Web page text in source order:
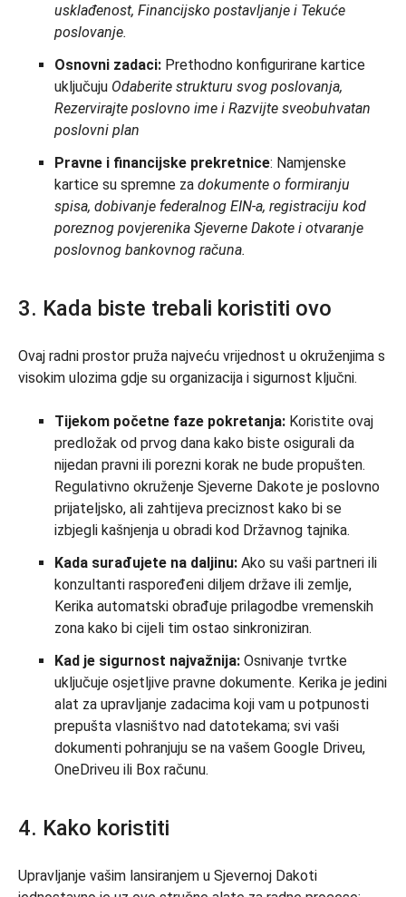
usklađenost, Financijsko postavljanje i Tekuće
poslovanje.
Osnovni zadaci: Prethodno konfigurirane kartice
uključuju Odaberite strukturu svog poslovanja,
Rezervirajte poslovno ime i Razvijte sveobuhvatan
poslovni plan
Pravne i financijske prekretnice: Namjenske
kartice su spremne za dokumente o formiranju
spisa, dobivanje federalnog EIN-a, registraciju kod
poreznog povjerenika Sjeverne Dakote i otvaranje
poslovnog bankovnog računa.
3. Kada biste trebali koristiti ovo
Ovaj radni prostor pruža najveću vrijednost u okruženjima s
visokim ulozima gdje su organizacija i sigurnost ključni.
Tijekom početne faze pokretanja: Koristite ovaj
predložak od prvog dana kako biste osigurali da
nijedan pravni ili porezni korak ne bude propušten.
Regulativno okruženje Sjeverne Dakote je poslovno
prijateljsko, ali zahtijeva preciznost kako bi se
izbjegli kašnjenja u obradi kod Državnog tajnika.
Kada surađujete na daljinu: Ako su vaši partneri ili
konzultanti raspoređeni diljem države ili zemlje,
Kerika automatski obrađuje prilagodbe vremenskih
zona kako bi cijeli tim ostao sinkroniziran.
Kad je sigurnost najvažnija: Osnivanje tvrtke
uključuje osjetljive pravne dokumente. Kerika je jedini
alat za upravljanje zadacima koji vam u potpunosti
prepušta vlasništvo nad datotekama; svi vaši
dokumenti pohranjuju se na vašem Google Driveu,
OneDriveu ili Box računu.
4. Kako koristiti
Upravljanje vašim lansiranjem u Sjevernoj Dakoti